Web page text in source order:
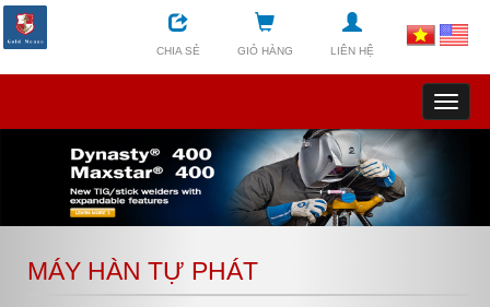
CHIA SẺ GIỎ HÀNG LIÊN HỆ
Toggle
MÁY HÀN TỰ PHÁT